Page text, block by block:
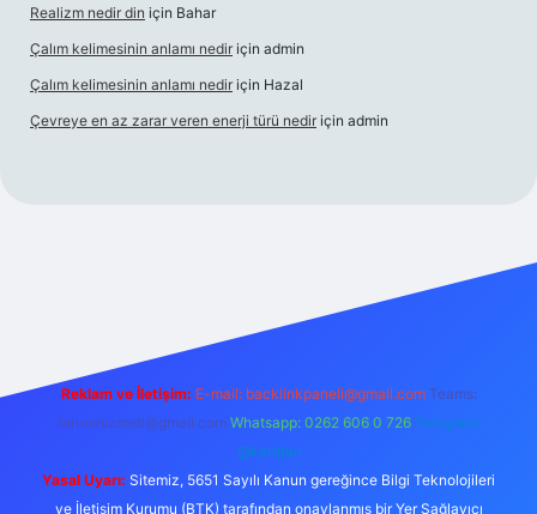
Realizm nedir din için Bahar
Çalım kelimesinin anlamı nedir için admin
Çalım kelimesinin anlamı nedir için Hazal
Çevreye en az zarar veren enerji türü nedir için admin
Reklam ve İletişim: E-mail: backlinkpaneli@gmail.com Teams:
forumhizmeti@gmail.com Whatsapp: 0262 606 0 726 Telegram:
@karabul
Yasal Uyarı: Sitemiz, 5651 Sayılı Kanun gereğince Bilgi Teknolojileri
ve İletişim Kurumu (BTK) tarafından onaylanmış bir Yer Sağlayıcı